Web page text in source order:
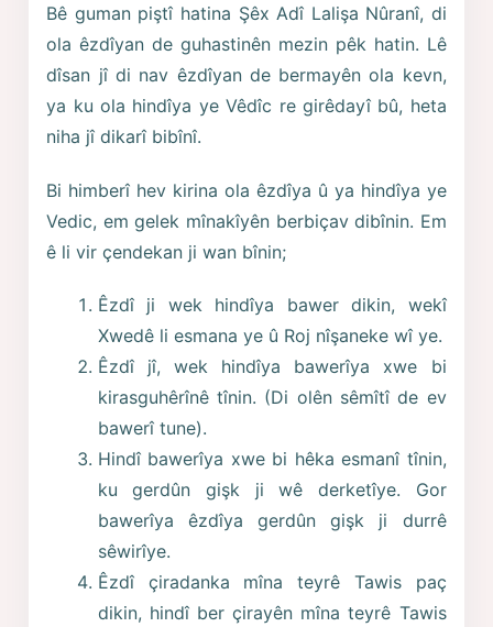
Bê guman piştî hatina Şêx Adî Lalişa Nûranî, di
ola êzdîyan de guhastinên mezin pêk hatin. Lê
dîsan jî di nav êzdîyan de bermayên ola kevn,
ya ku ola hindîya ye Vêdîc re girêdayî bû, heta
niha jî dikarî bibînî.
Bi himberî hev kirina ola êzdîya û ya hindîya ye
Vedic, em gelek mînakîyên berbiçav dibînin. Em
ê li vir çendekan ji wan bînin;
Êzdî ji wek hindîya bawer dikin, wekî
Xwedê li esmana ye û Roj nîşaneke wî ye.
Êzdî jî, wek hindîya bawerîya xwe bi
kirasguhêrînê tînin. (Di olên sêmîtî de ev
bawerî tune).
Hindî bawerîya xwe bi hêka esmanî tînin,
ku gerdûn gişk ji wê derketîye. Gor
bawerîya êzdîya gerdûn gişk ji durrê
sêwirîye.
Êzdî çiradanka mîna teyrê Tawis paç
dikin, hindî ber çirayên mîna teyrê Tawis